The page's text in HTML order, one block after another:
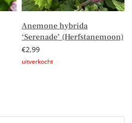
Anemone hybrida
‘Serenade’ (Herfstanemoon)
€2,99